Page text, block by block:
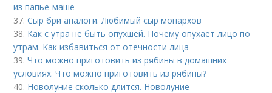
из папье-маше
37.Сыр бри аналоги. Любимый сыр монархов
38. Как с утра не быть опухшей. Почему опухает лицо по
утрам. Как избавиться от отечности лица
39.Что можно приготовить из рябины в домашних
условиях. Что можно приготовить из рябины?
40. Новолуние сколько длится. Новолуние